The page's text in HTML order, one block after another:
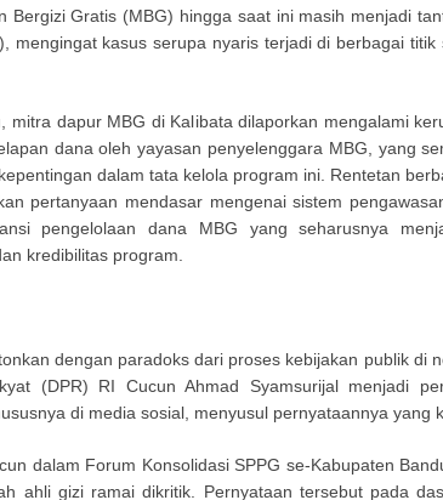
Bergizi Gratis (MBG) hingga saat ini masih menjadi
mengingat kasus serupa nyaris terjadi di berbagai
mitra dapur MBG di Kalibata dilaporkan mengalami
dana oleh yayasan penyelenggara MBG, yang
dalam tata kelola program ini. Rentetan
pertanyaan mendasar mengenai sistem
pengelolaan dana MBG yang seharusnya
kredibilitas program.
dengan paradoks dari proses kebijakan publik di
(DPR) RI Cucun Ahmad Syamsurijal menjadi
di media sosial, menyusul pernyataannya yang
dalam Forum Konsolidasi SPPG se-Kabupaten
ahli gizi ramai dikritik. Pernyataan tersebut pada